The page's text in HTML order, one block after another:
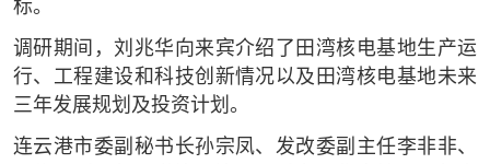
标。
调研期间，刘兆华向来宾介绍了田湾核电基地生产运
行、工程建设和科技创新情况以及田湾核电基地未来
三年发展规划及投资计划。
连云港市委副秘书长孙宗凤、发改委副主任李非非、